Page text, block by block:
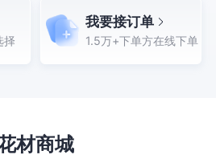
贺
满
留
择
我要接订单
1.5万+下单方在线下单
材商城